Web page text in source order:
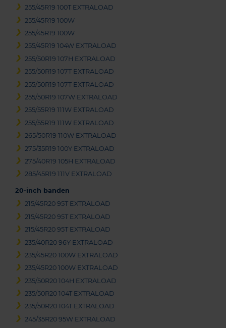
255/45R19 100T EXTRALOAD
255/45R19 100W
255/45R19 100W
255/45R19 104W EXTRALOAD
255/50R19 107H EXTRALOAD
255/50R19 107T EXTRALOAD
255/50R19 107T EXTRALOAD
255/50R19 107W EXTRALOAD
255/55R19 111W EXTRALOAD
255/55R19 111W EXTRALOAD
265/50R19 110W EXTRALOAD
275/35R19 100Y EXTRALOAD
275/40R19 105H EXTRALOAD
285/45R19 111V EXTRALOAD
20-inch banden
215/45R20 95T EXTRALOAD
215/45R20 95T EXTRALOAD
215/45R20 95T EXTRALOAD
235/40R20 96Y EXTRALOAD
235/45R20 100W EXTRALOAD
235/45R20 100W EXTRALOAD
235/50R20 104H EXTRALOAD
235/50R20 104T EXTRALOAD
235/50R20 104T EXTRALOAD
245/35R20 95W EXTRALOAD